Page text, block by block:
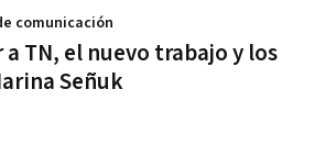
TN, el nuevo trabajo y los
Señuk
comunicación